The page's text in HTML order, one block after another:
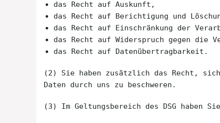
das Recht auf Auskunft,
das Recht auf Berichtigung und
das Recht auf Einschränkung der
das Recht auf Widerspruch gegen die
das Recht auf Datenübertragbarkeit.
(2) Sie haben zusätzlich das Recht,
Daten durch uns zu beschweren.
(3) Im Geltungsbereich des DSG haben